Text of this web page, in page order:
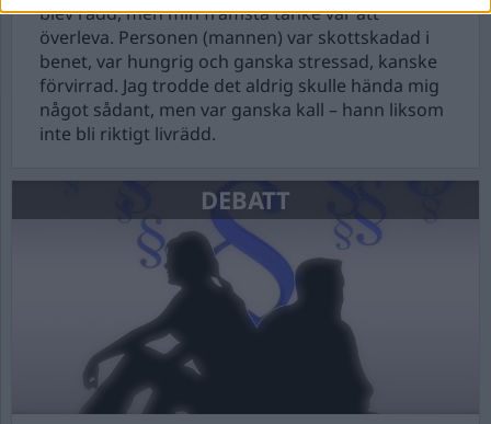
blev rädd, men min främsta tanke var att
överleva. Personen (mannen) var skottskadad i
benet, var hungrig och ganska stressad, kanske
förvirrad. Jag trodde det aldrig skulle hända mig
något sådant, men var ganska kall – hann liksom
inte bli riktigt livrädd.
DEBATT